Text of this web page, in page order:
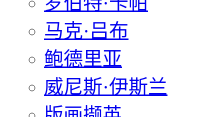
马克·吕布
鲍德里亚
威尼斯·伊斯兰